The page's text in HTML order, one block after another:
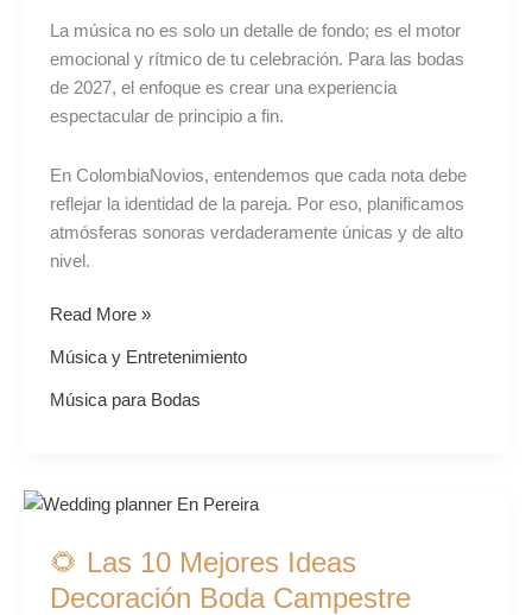
La música no es solo un detalle de fondo; es el motor
emocional y rítmico de tu celebración. Para las bodas
de 2027, el enfoque es crear una experiencia
espectacular de principio a fin.
En ColombiaNovios, entendemos que cada nota debe
reflejar la identidad de la pareja. Por eso, planificamos
atmósferas sonoras verdaderamente únicas y de alto
nivel.
Boda
2027
Read More »
Música y Entretenimiento
Música para Bodas
🌻 Las 10 Mejores Ideas
Decoración Boda Campestre
🌻
10
Mejores